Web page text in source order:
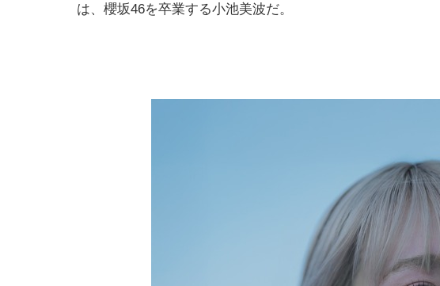
は、櫻坂46を卒業する小池美波だ。